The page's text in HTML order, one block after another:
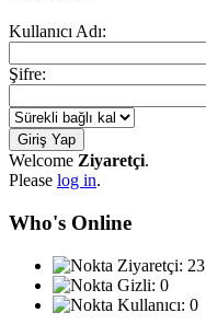
Kullanıcı Adı:
Şifre:
Welcome Ziyaretçi.
Please log in.
Who's Online
Ziyaretçi: 23
Gizli: 0
Kullanıcı: 0